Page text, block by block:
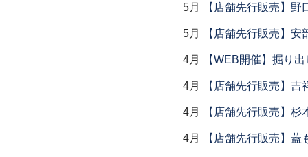
5月 【店舗先行販売】野
5月 【店舗先行販売】
4月 【WEB開催】掘り
4月 【店舗先行販売】吉
4月 【店舗先行販売】
4月 【店舗先行販売】蓋